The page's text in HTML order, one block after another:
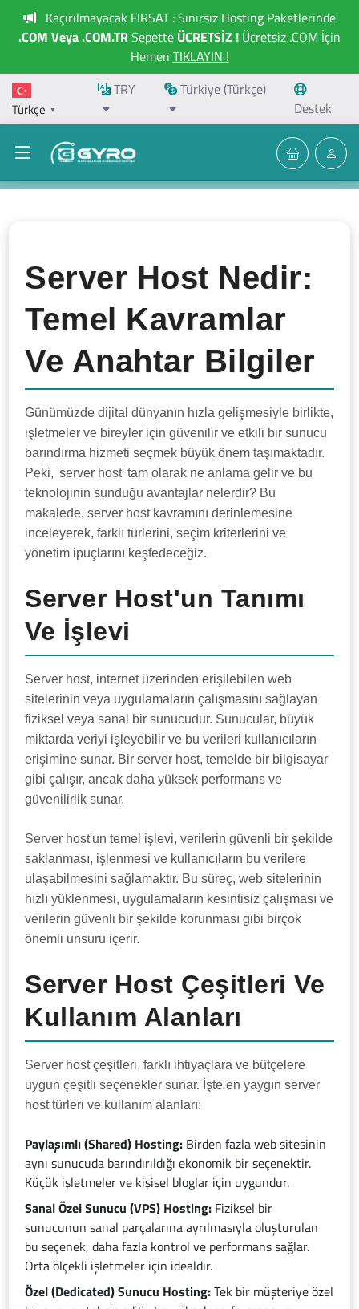
Kaçırılmayacak FIRSAT : Sınırsız Hosting Paketlerinde
.COM Veya .COM.TRSepette ÜCRETSİZ ! Ücretsiz .COM İçin
Hemen TIKLAYIN !
Türkçe ▼
TRY
Türkiye (Türkçe)
Destek
Server Host Nedir:
Temel Kavramlar
Ve Anahtar Bilgiler
Günümüzde dijital dünyanın hızla gelişmesiyle birlikte,
işletmeler ve bireyler için güvenilir ve etkili bir sunucu
barındırma hizmeti seçmek büyük önem taşımaktadır.
Peki, 'server host' tam olarak ne anlama gelir ve bu
teknolojinin sunduğu avantajlar nelerdir? Bu
makalede, server host kavramını derinlemesine
inceleyerek, farklı türlerini, seçim kriterlerini ve
yönetim ipuçlarını keşfedeceğiz.
Server Host'un Tanımı
Ve İşlevi
Server host, internet üzerinden erişilebilen web
sitelerinin veya uygulamaların çalışmasını sağlayan
fiziksel veya sanal bir sunucudur. Sunucular, büyük
miktarda veriyi işleyebilir ve bu verileri kullanıcıların
erişimine sunar. Bir server host, temelde bir bilgisayar
gibi çalışır, ancak daha yüksek performans ve
güvenilirlik sunar.
Server host'un temel işlevi, verilerin güvenli bir şekilde
saklanması, işlenmesi ve kullanıcıların bu verilere
ulaşabilmesini sağlamaktır. Bu süreç, web sitelerinin
hızlı yüklenmesi, uygulamaların kesintisiz çalışması ve
verilerin güvenli bir şekilde korunması gibi birçok
önemli unsuru içerir.
Server Host Çeşitleri Ve
Kullanım Alanları
Server host çeşitleri, farklı ihtiyaçlara ve bütçelere
uygun çeşitli seçenekler sunar. İşte en yaygın server
host türleri ve kullanım alanları:
Paylaşımlı (Shared) Hosting: Birden fazla web sitesinin
aynı sunucuda barındırıldığı ekonomik bir seçenektir.
Küçük işletmeler ve kişisel bloglar için uygundur.
Sanal Özel Sunucu (VPS) Hosting: Fiziksel bir
sunucunun sanal parçalarına ayrılmasıyla oluşturulan
bu seçenek, daha fazla kontrol ve performans sağlar.
Orta ölçekli işletmeler için idealdir.
Özel (Dedicated) Sunucu Hosting:Tek bir müşteriye özel